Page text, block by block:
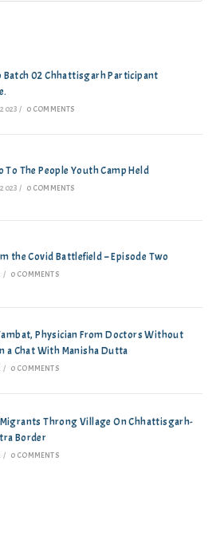
Batch 02 Chhattisgarh Participant
2023 / 0 COMMENTS
To The People Youth Camp Held
2023 / 0 COMMENTS
the Covid Battlefield – Episode Two
/ 0 COMMENTS
Physician From Doctors Without
a Chat With Manisha Dutta
/ 0 COMMENTS
Migrants Throng Village On Chhattisgarh-
Border
/ 0 COMMENTS